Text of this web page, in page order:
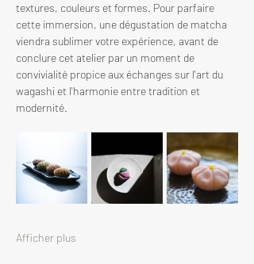
textures, couleurs et formes. Pour parfaire
cette immersion, une dégustation de matcha
viendra sublimer votre expérience, avant de
conclure cet atelier par un moment de
convivialité propice aux échanges sur l'art du
wagashi et l'harmonie entre tradition et
modernité.
Afficher plus